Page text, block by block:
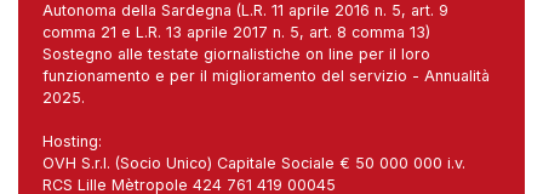
Autonoma della Sardegna (L.R. 11 aprile 2016 n. 5, art. 9
comma 21 e L.R. 13 aprile 2017 n. 5, art. 8 comma 13)
Sostegno alle testate giornalistiche on line per il loro
funzionamento e per il miglioramento del servizio - Annualità
2025.
Hosting:
OVH S.r.l. (Socio Unico) Capitale Sociale € 50 000 000 i.v.
RCS Lille Mètropole 424 761 419 00045